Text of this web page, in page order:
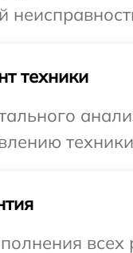
техники